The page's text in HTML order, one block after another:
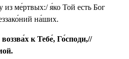
из ме́ртвых:/ я́ко Той есть Бог
на́ших.
к Тебе́, Го́споди,//